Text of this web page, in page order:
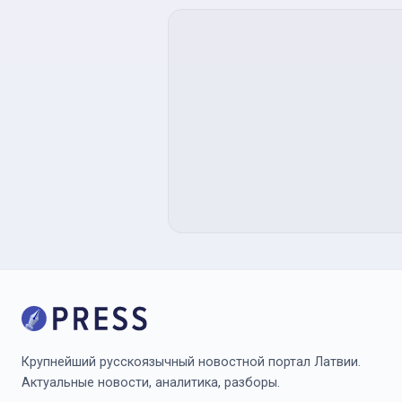
Крупнейший русскоязычный новостной портал Латвии.
Актуальные новости, аналитика, разборы.